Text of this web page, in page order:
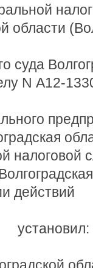
области
суда
N А12-
налоговой
действий
установил: